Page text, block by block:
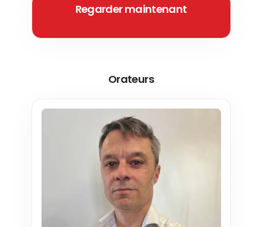
Regarder maintenant
Orateurs